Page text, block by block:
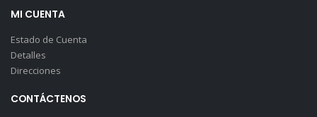
MI CUENTA
Estado de Cuenta
Detalles
Direcciones
CONTÁCTENOS